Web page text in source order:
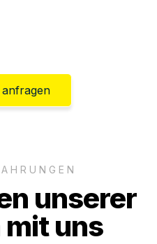
unserer
mit uns